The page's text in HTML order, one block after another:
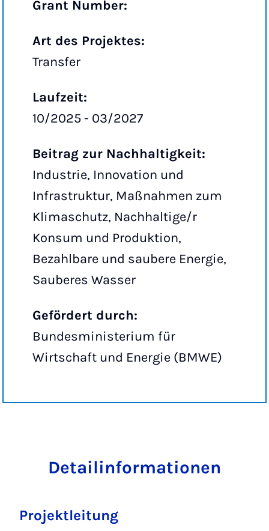
Grant Number:
Art des Projektes:
Transfer
Laufzeit:
10/2025 - 03/2027
Beitrag zur Nachhaltigkeit:
Industrie, Innovation und
Infrastruktur, Maßnahmen zum
Klimaschutz, Nachhaltige/r
Konsum und Produktion,
Bezahlbare und saubere Energie,
Sauberes Wasser
Gefördert durch:
Bundesministerium für
Wirtschaft und Energie (BMWE)
Detailinformationen
Projektleitung